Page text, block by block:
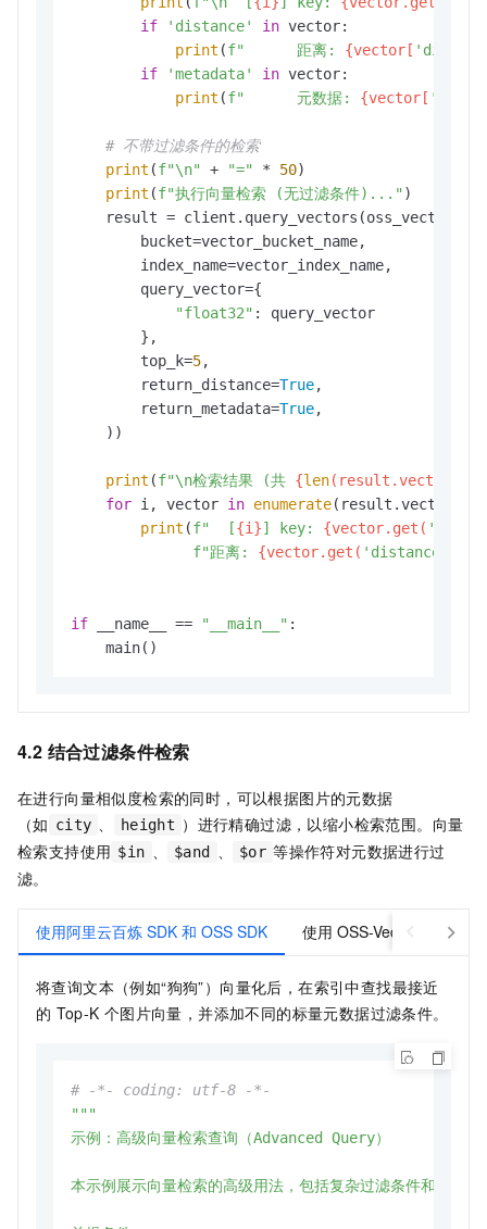
if
'distance' in vector:
print (f"      距离: {vector[
if
'metadata' in vector:
print (f"      元数据: {vector[
# 不带过滤条件的检索
print (f"\n" + "=" * 50)
print (f"执行向量检索 (无过滤条件)..." )
result =
        bucket=vector_bucket_name,
        index_name=vector_index_name,
        query_vector={
"float32" : query_vector
        },
        top_k=
5,
        return_distance=
True,
        return_metadata=
True,
    ))
print (f"\n检索结果 (共 {len(result.vectors)}
for i, vector in enumerate(result.vectors,
print (f"  [{i}] key: {vector.get( 'key'
f"距离: {vector.get( 'distance'
if __name__ == "__main__" :
    main()
4.2 结合过滤条件检索
在进行向量相似度检索的同时，可以根据图片的元数据
（如 city 、 height ）进行精确过滤，以缩小检索范围。向量
检索支持使用 $in 、 $and 、 $or 等操作符对元数据进行过
滤。
使用阿里云百炼 SDK 和 OSS SDK 使用 OSS-Vectors-
将查询文本（例如“狗狗”）向量化后，在索引中查找最接近
的 Top-K 个图片向量，并添加不同的标量元数据过滤条件。
# -*- coding: utf-8 -*-
"""
示例：高级向量检索查询（Advanced Query）
本示例展示向量检索的高级用法，包括复杂过滤条件和多个查